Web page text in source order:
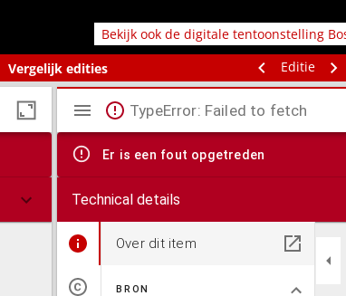
Bekijk ook de digitale tentoonstelling
Vergelijk edities Editie
TypeError: Failed to fetch
Er is een fout opgetreden
Technical details
Over dit item
BRON